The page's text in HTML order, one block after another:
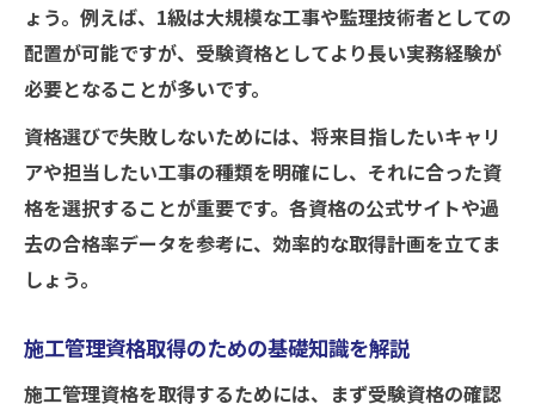
ょう。例えば、1級は大規模な工事や監理技術者としての
配置が可能ですが、受験資格としてより長い実務経験が
必要となることが多いです。
資格選びで失敗しないためには、将来目指したいキャリ
アや担当したい工事の種類を明確にし、それに合った資
格を選択することが重要です。各資格の公式サイトや過
去の合格率データを参考に、効率的な取得計画を立てま
しょう。
施工管理資格取得のための基礎知識を解説
施工管理資格を取得するためには、まず受験資格の確認